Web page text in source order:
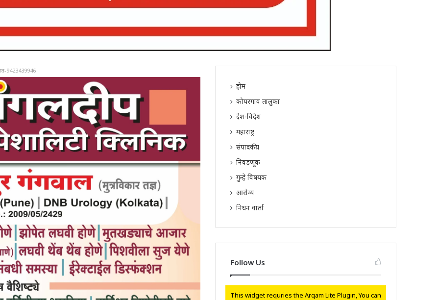
9423439946
होम
कोपरगाव तालुका
देश-विदेश
महाराष्ट्र
संपादकीय
निवडणूक
गुन्हे विषयक
आरोग्य
निधन वार्ता
Follow Us
This widget requries the Arqam Lite Plugin, You can